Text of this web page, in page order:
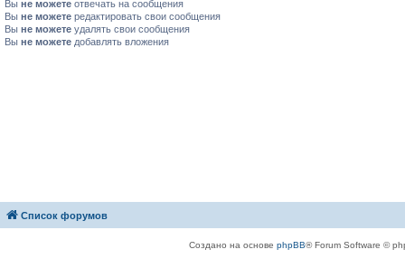
Вы не можете отвечать на сообщения
Вы не можете редактировать свои сообщения
Вы не можете удалять свои сообщения
Вы не можете добавлять вложения
Список форумов
Создано на основе phpBB® Forum Software ©